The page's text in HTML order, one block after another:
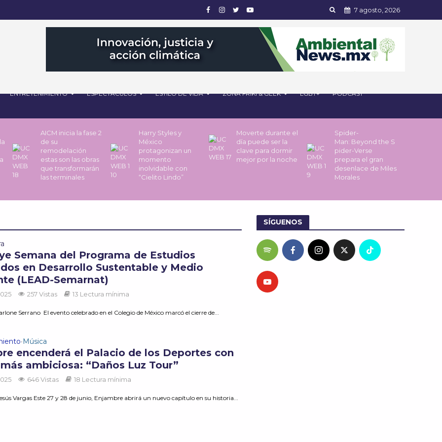
7 agosto, 2026
ENTRETENIMIENTO ESPECTÁCULOS ESTILO DE VIDA ZONA FRIKI & GEEK LGBT+ PODCAST
AICM inicia la fase 2
de su
remodelación
estas son las obras
que transformarán
las terminales
Harry Styles y
México
protagonizan un
momento
inolvidable con
“Cielito Lindo”
Moverte durante el
día puede ser la
clave para dormir
mejor por la noche
Spider-
Man: Beyond the S
pider-Verse
prepara el gran
desenlace de Miles
Morales
Semana del Programa de Estudios
en Desarrollo Sustentable y Medio
(LEAD-Semarnat)
257 Vistas 13 Lectura mínima
Serrano El evento celebrado en el Colegio de México marcó el cierre de...
•Música
encenderá el Palacio de los Deportes con
ambiciosa: “Daños Luz Tour”
646 Vistas 18 Lectura mínima
Vargas Este 27 y 28 de junio, Enjambre abrirá un nuevo capítulo en su historia...
SÍGUENOS